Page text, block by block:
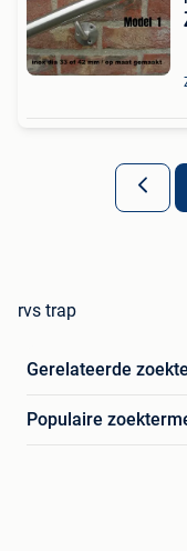
rvs trap
Gerelateerde
Populaire